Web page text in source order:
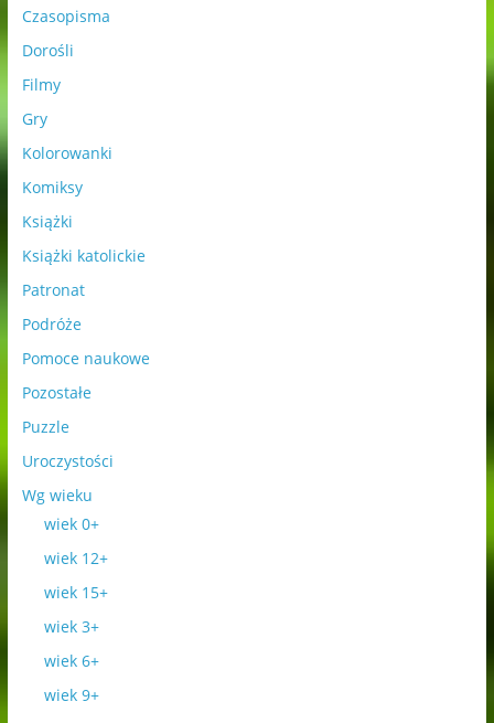
Czasopisma
Dorośli
Filmy
Gry
Kolorowanki
Komiksy
Książki
Książki katolickie
Patronat
Podróże
Pomoce naukowe
Pozostałe
Puzzle
Uroczystości
Wg wieku
wiek 0+
wiek 12+
wiek 15+
wiek 3+
wiek 6+
wiek 9+